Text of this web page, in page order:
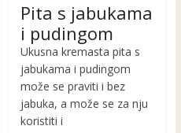
Pita s jabukama
i pudingom
Ukusna kremasta pita s
jabukama i pudingom
može se praviti i bez
jabuka, a može se za nju
koristiti i